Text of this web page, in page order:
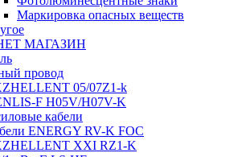
Маркировка опасных веществ
МАГАЗИН
провод
05/07Z1-k
F Н05V/H07V-K
кабели
ENERGY RV-K FOC
XXI RZ1-K